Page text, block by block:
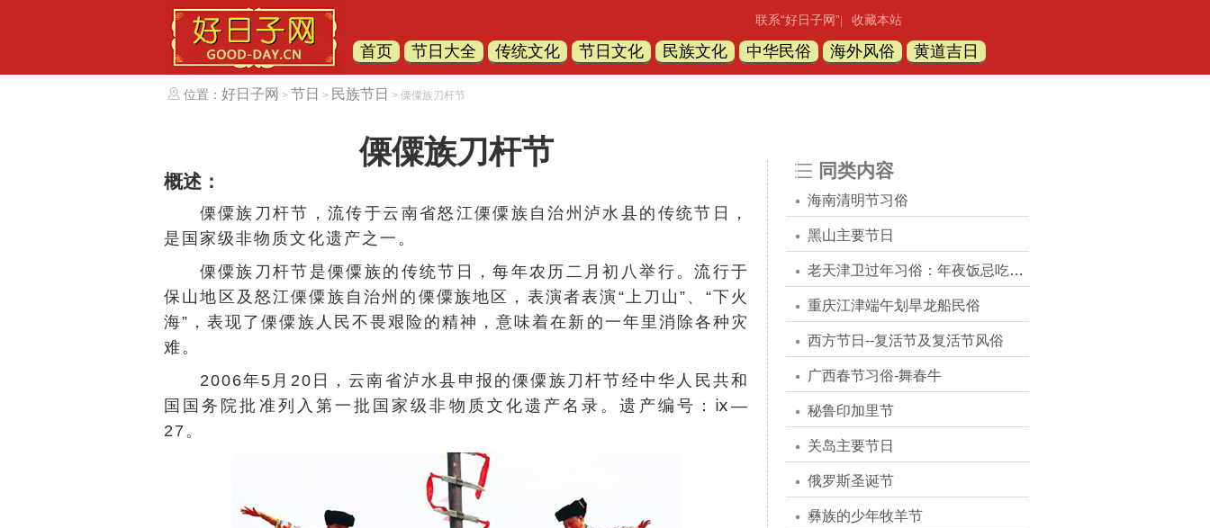
联系“好日子网” 收藏本站
首页 节日大全 传统文化 节日文化 民族文化 中华民俗 海外风俗 黄道吉日
位置： 好日子网 > 节日 > 民族节日 > 傈僳族刀杆节
傈僳族刀杆节
概述：
傈僳族刀杆节，流传于云南省怒江傈僳族自治州泸水县的传统节日，
是国家级非物质文化遗产之一。
傈僳族刀杆节是傈僳族的传统节日，每年农历二月初八举行。流行于
保山地区及怒江傈僳族自治州的傈僳族地区，表演者表演“上刀山”、“下火
海”，表现了傈僳族人民不畏艰险的精神，意味着在新的一年里消除各种灾
难。
2006年5月20日，云南省泸水县申报的傈僳族刀杆节经中华人民共和
国国务院批准列入 第一批国家级非物质文化遗产名录 。遗产编号：ⅸ—
27。
同类内容
海南清明节习俗
黑山主要节日
老天津卫过年习俗：年夜饭忌吃完 正月不许扫地
重庆江津端午划旱龙船民俗
西方节日--复活节及复活节风俗
广西春节习俗-舞春牛
秘鲁印加里节
关岛主要节日
俄罗斯圣诞节
彝族的少年牧羊节